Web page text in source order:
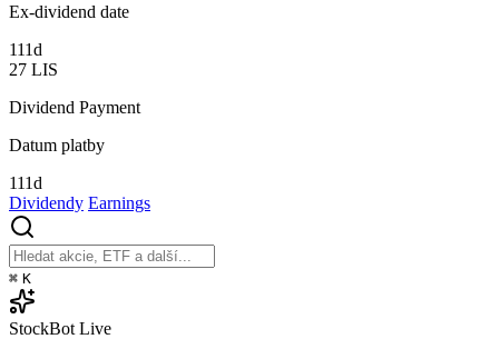
Ex-dividend date
111d
27 LIS
Dividend Payment
Datum platby
111d
Dividendy Earnings
⌘ K
StockBot Live